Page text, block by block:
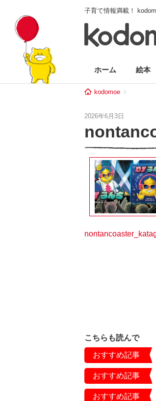
子育て情報満載！
ホーム 絵本
kodomoe
2026年6月3日
こちらも読んで
おすすめ記事
おすすめ記事
おすすめ記事